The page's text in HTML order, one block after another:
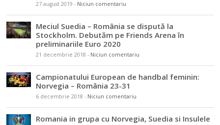
27 august 2019 - Niciun comentariu
Meciul Suedia – România se dispută la
Stockholm. Debutăm pe Friends Arena în
preliminariile Euro 2020
21 decembrie 2018 - Niciun comentariu
Campionatului European de handbal feminin:
Norvegia – România 23-31
6 decembrie 2018 - Niciun comentariu
Romania in grupa cu Norvegia, Suedia si Insulele